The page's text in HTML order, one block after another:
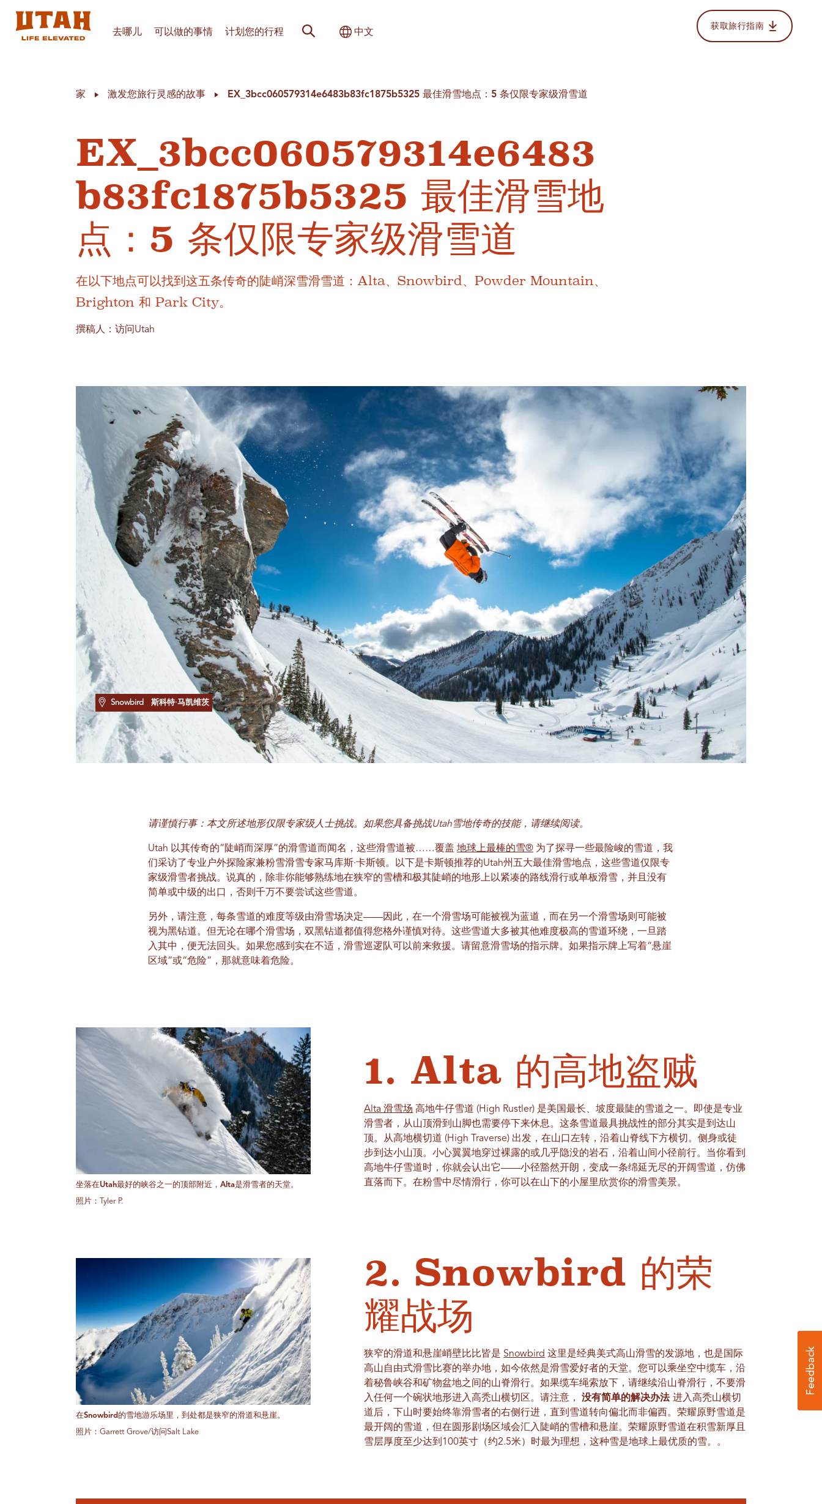
去哪儿 可以做的事情 计划您的行程 网站搜索切换国际
中文 获取旅行指南
家 激发您旅行灵感的故事 EX_3bcc060579314e6483b83fc1875b5325 最佳滑雪地点：5 条仅限专家级滑雪道
EX_3bcc060579314e6483
b83fc1875b5325 最佳滑雪地
点：5 条仅限专家级滑雪道
在以下地点可以找到这五条传奇的陡峭深雪滑雪道：Alta、Snowbird、Powder Mountain、
Brighton 和 Park City。
撰稿人：访问Utah
Snowbird 斯科特·马凯维茨
请谨慎行事：本文所述地形仅限专家级人士挑战。如果您具备挑战Utah雪地传奇的技能，请继续阅读。
Utah 以其传奇的“陡峭而深厚”的滑雪道而闻名，这些滑雪道被……覆盖 地球上最棒的雪®为了探寻一些最险峻的雪道，我
们采访了专业户外探险家兼粉雪滑雪专家马库斯·卡斯顿。以下是卡斯顿推荐的Utah州五大最佳滑雪地点，这些雪道仅限专
家级滑雪者挑战。说真的，除非你能够熟练地在狭窄的雪槽和极其陡峭的地形上以紧凑的路线滑行或单板滑雪，并且没有
简单或中级的出口，否则千万不要尝试这些雪道。
另外，请注意，每条雪道的难度等级由滑雪场决定——因此，在一个滑雪场可能被视为蓝道，而在另一个滑雪场则可能被
视为黑钻道。但无论在哪个滑雪场，双黑钻道都值得您格外谨慎对待。这些雪道大多被其他难度极高的雪道环绕，一旦踏
入其中，便无法回头。如果您感到实在不适，滑雪巡逻队可以前来救援。请留意滑雪场的指示牌。如果指示牌上写着“悬崖
区域”或“危险”，那就意味着危险。
坐落在Utah最好的峡谷之一的顶部附近，Alta是滑雪者的天堂。
照片：Tyler P.
1. Alta 的高地盗贼
Alta 滑雪场 高地牛仔雪道 (High Rustler) 是美国最长、坡度最陡的雪道之一。即使是专业
滑雪者，从山顶滑到山脚也需要停下来休息。这条雪道最具挑战性的部分其实是到达山
顶。从高地横切道 (High Traverse) 出发，在山口左转，沿着山脊线下方横切。侧身或徒
步到达小山顶。小心翼翼地穿过裸露的或几乎隐没的岩石，沿着山间小径前行。当你看到
高地牛仔雪道时，你就会认出它——小径豁然开朗，变成一条绵延无尽的开阔雪道，仿佛
直落而下。在粉雪中尽情滑行，你可以在山下的小屋里欣赏你的滑雪美景。
在Snowbird的雪地游乐场里，到处都是狭窄的滑道和悬崖。
照片：Garrett Grove/访问Salt Lake
2. Snowbird 的荣
耀战场
狭窄的滑道和悬崖峭壁比比皆是 Snowbird 这里是经典美式高山滑雪的发源地，也是国际
高山自由式滑雪比赛的举办地，如今依然是滑雪爱好者的天堂。您可以乘坐空中缆车，沿
着秘鲁峡谷和矿物盆地之间的山脊滑行。如果缆车绳索放下，请继续沿山脊滑行，不要滑
入任何一个碗状地形进入高秃山横切区。请注意，没有简单的解决办法进入高秃山横切
道后，下山时要始终靠滑雪者的右侧行进，直到雪道转向偏北而非偏西。荣耀原野雪道是
最开阔的雪道，但在圆形剧场区域会汇入陡峭的雪槽和悬崖。荣耀原野雪道在积雪新厚且
雪层厚度至少达到100英寸（约2.5米）时最为理想，这种雪是地球上最优质的雪。 。